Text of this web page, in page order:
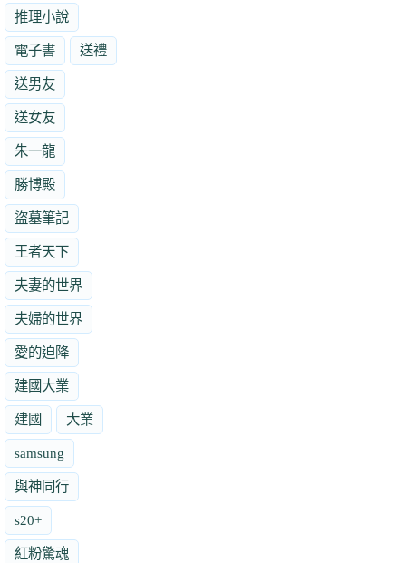
推理小說
電子書 送禮
送男友
送女友
朱一龍
勝博殿
盜墓筆記
王者天下
夫妻的世界
夫婦的世界
愛的迫降
建國大業
建國 大業
samsung
與神同行
s20+
紅粉驚魂